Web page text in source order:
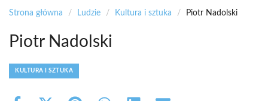
Strona główna / Ludzie / Kultura i sztuka / Piotr Nadolski
Piotr Nadolski
KULTURA I SZTUKA